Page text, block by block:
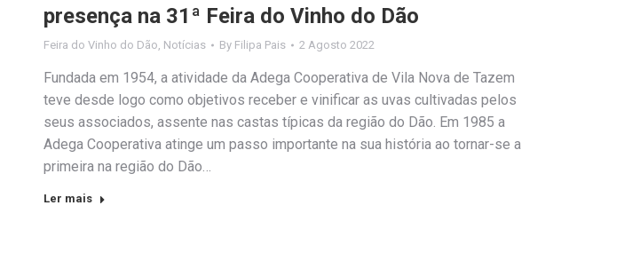
presença na 31ª Feira do Vinho do Dão
Feira do Vinho do Dão, Notícias By Filipa Pais 2 Agosto 2022
Fundada em 1954, a atividade da Adega Cooperativa de Vila Nova de Tazem
teve desde logo como objetivos receber e vinificar as uvas cultivadas pelos
seus associados, assente nas castas típicas da região do Dão. Em 1985 a
Adega Cooperativa atinge um passo importante na sua história ao tornar-se a
primeira na região do Dão…
Ler mais